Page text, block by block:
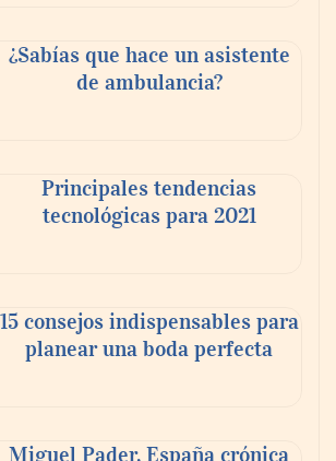
con el Corazón regresa a
hipotecaria aumenta al
que la cartera sana en
¿Sabías que hace un asistente
de ambulancia?
Principales tendencias
tecnológicas para 2021
15 consejos indispensables para
planear una boda perfecta
Miguel Pader, España crónica